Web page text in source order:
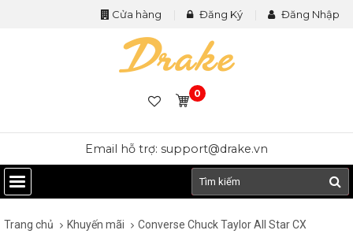
Cửa hàng Đăng Ký Đăng Nhập
0
Miễn phí vận chuyển toàn quốc
Trang chủ Khuyến mãi Converse Chuck Taylor All Star CX